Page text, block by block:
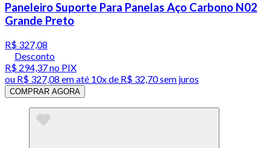
Paneleiro Suporte Para Panelas Aço Carbono N02
Grande Preto
R$ 327,08
Desconto
R$ 294,37no PIX
ou R$ 327,08 em até 10x de R$ 32,70 sem juros
COMPRAR AGORA